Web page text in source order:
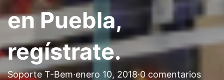
en Puebla,
regístrate.
Soporte T-Bem·enero 10, 2018·0 comentarios